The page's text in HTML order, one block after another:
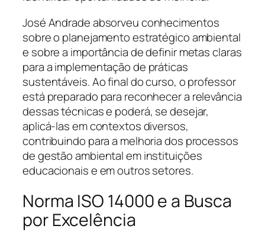
José Andrade absorveu conhecimentos
sobre o planejamento estratégico ambiental
e sobre a importância de definir metas claras
para a implementação de práticas
sustentáveis. Ao final do curso, o professor
está preparado para reconhecer a relevância
dessas técnicas e poderá, se desejar,
aplicá-las em contextos diversos,
contribuindo para a melhoria dos processos
de gestão ambiental em instituições
educacionais e em outros setores.
Norma ISO 14000 e a Busca
por Excelência